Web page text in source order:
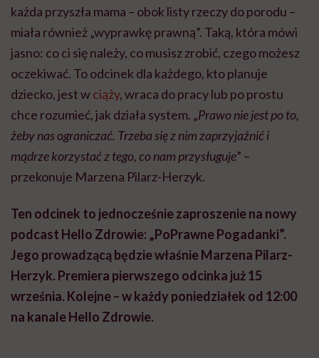
każda przyszła mama – obok listy rzeczy do porodu –
miała również „wyprawkę prawną”. Taką, która mówi
jasno: co ci się należy, co musisz zrobić, czego możesz
oczekiwać. To odcinek dla każdego, kto planuje
dziecko, jest wciąży, wraca do pracy lub po prostu
chce rozumieć, jak działa system. „Prawo nie jest po to,
żeby nas ograniczać. Trzeba się z nim zaprzyjaźnić i
mądrze korzystać z tego, co nam przysługuje” –
przekonuje Marzena Pilarz-Herzyk.
Ten odcinek to jednocześnie zaproszenie na nowy
podcast Hello Zdrowie: „PoPrawne Pogadanki”.
Jego prowadzącą będzie właśnie Marzena Pilarz-
Herzyk. Premiera pierwszego odcinka już 15
września. Kolejne – w każdy poniedziałek od 12:00
na kanale Hello Zdrowie.